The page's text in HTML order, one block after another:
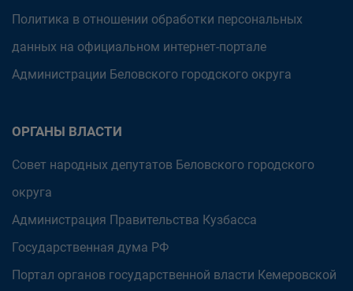
Политика в отношении обработки персональных
данных на официальном интернет-портале
Администрации Беловского городского округа
ОРГАНЫ ВЛАСТИ
Совет народных депутатов Беловского городского
округа
Администрация Правительства Кузбасса
Государственная дума РФ
Портал органов государственной власти Кемеровской